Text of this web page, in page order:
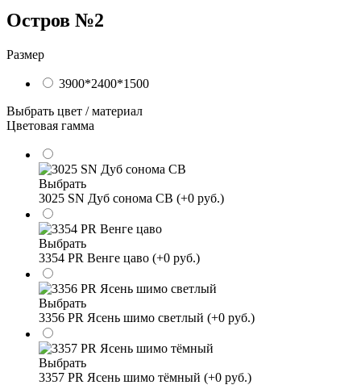
Остров №2
Размер
3900*2400*1500
Выбрать цвет / материал
Цветовая гамма
Выбрать
3025 SN Дуб сонома СВ (+0 руб.)
Выбрать
3354 PR Венге цаво (+0 руб.)
Выбрать
3356 PR Ясень шимо светлый (+0 руб.)
Выбрать
3357 PR Ясень шимо тёмный (+0 руб.)